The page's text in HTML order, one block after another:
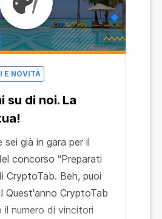
E NOVITÀ
su di noi. La
sei già in gara per il
concorso "Preparati
CryptoTab. Beh, puoi
Quest'anno CryptoTab
numero di vincitori